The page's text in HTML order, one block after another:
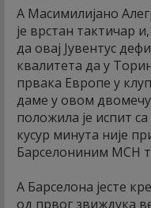
А Масимилијано
је врстан тактичар
да овај Јувентус
квалитета да у
првака Европе у
даме у овом
положила је испит
кусур минута није
Барселониним МСН
А Барселона јесте
од првог звиждука